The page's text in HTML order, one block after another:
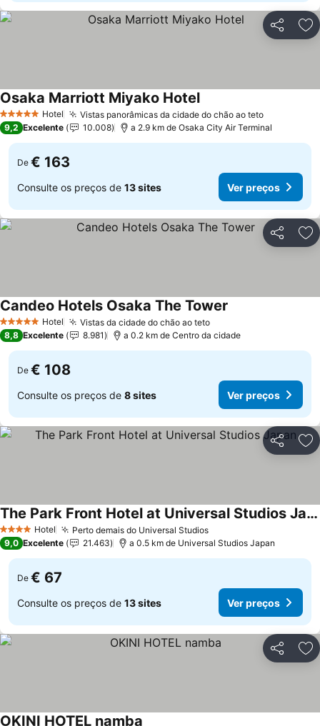
Partilhar
5 Estrelas Hotel Vistas panorâmicas da cidade do chão ao tetoVer
Osaka Marriott Miyako HotelVer preços
9,2 Excelente 10.008 a 2.9 km de Osaka City Air Terminal
De € 163
Consulte os preços de 13 sites Ver preços
Partilhar
5 Estrelas Hotel Vistas da cidade do chão ao tetoVer preços
Candeo Hotels Osaka The Tower
8,8 Excelente 8.981 a 0.2 km de Centro da cidade
De € 108
Consulte os preços de 8 sites Ver preços
Partilhar
4 EstrelasHotel Perto demais do Universal StudiosVer preços
The Park Front Hotel at Universal Studios Japan
Ver preços
9,0 Excelente 21.463 a 0.5 km de Universal Studios Japan
De € 67
Consulte os preços de 13 sites Ver preços
Partilhar
OKINI HOTEL namba